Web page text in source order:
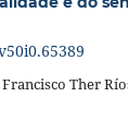
Ther